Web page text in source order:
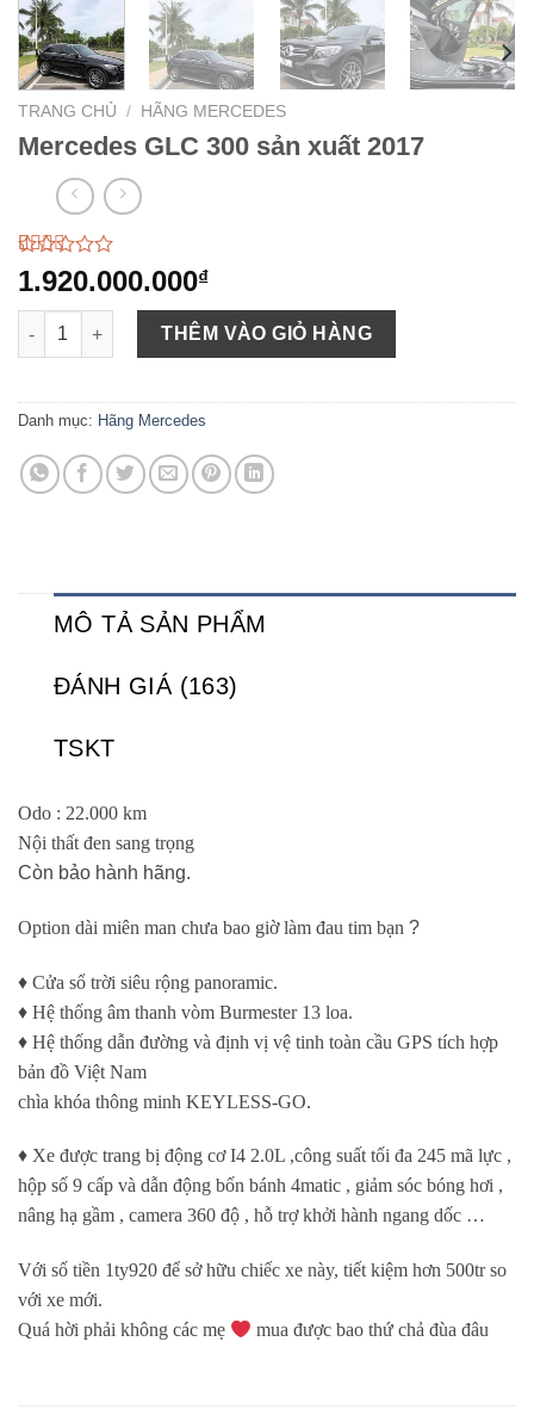
TRANG CHỦ / HÃNG MERCEDES
Mercedes GLC 300 sản xuất 2017
2.33
trên
5
162
1.920.000.000₫
Mercedes GLC 300 sản xuất 2017 số lượng
THÊM VÀO GIỎ HÀNG
Danh mục: Hãng Mercedes
MÔ TẢ SẢN PHẨM
ĐÁNH GIÁ (163)
TSKT
Odo : 22.000 km
Nội thất đen sang trọng
Còn bảo hành hãng.
Option dài miên man chưa bao giờ làm đau tim bạn ?
♦️ Cửa sổ trời siêu rộng panoramic.
♦️ Hệ thống âm thanh vòm Burmester 13 loa.
♦️ Hệ thống dẫn đường và định vị vệ tinh toàn cầu GPS tích hợp
bản đồ Việt Nam
chìa khóa thông minh KEYLESS-GO.
♦️ Xe được trang bị động cơ I4 2.0L ,công suất tối đa 245 mã lực ,
hộp số 9 cấp và dẫn động bốn bánh 4matic , giảm sóc bóng hơi ,
nâng hạ gầm , camera 360 độ , hỗ trợ khởi hành ngang dốc …
Với số tiền 1ty920 để sở hữu chiếc xe này, tiết kiệm hơn 500tr so
với xe mới.
Quá hời phải không các mẹ
mua được bao thứ chả đùa đâu